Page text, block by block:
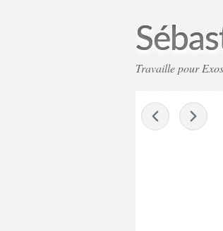
Travaille pour